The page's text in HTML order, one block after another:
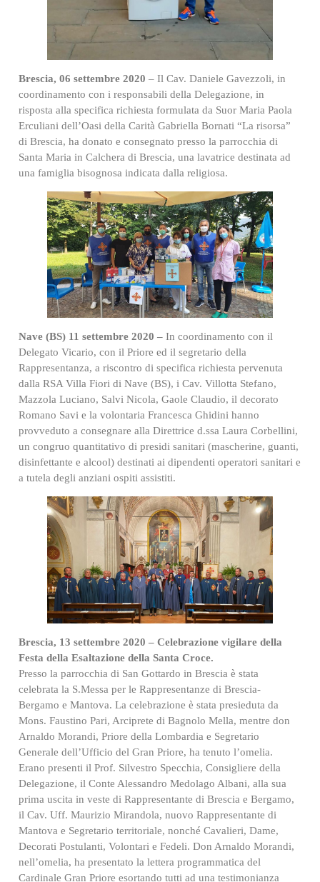
Brescia, 06 settembre 2020 – Il Cav. Daniele Gavezzoli, in
coordinamento con i responsabili della Delegazione, in
risposta alla specifica richiesta formulata da Suor Maria Paola
Erculiani dell’Oasi della Carità Gabriella Bornati “La risorsa”
di Brescia, ha donato e consegnato presso la parrocchia di
Santa Maria in Calchera di Brescia, una lavatrice destinata ad
una famiglia bisognosa indicata dalla religiosa.
Nave (BS) 11 settembre 2020 – In coordinamento con il
Delegato Vicario, con il Priore ed il segretario della
Rappresentanza, a riscontro di specifica richiesta pervenuta
dalla RSA Villa Fiori di Nave (BS), i Cav. Villotta Stefano,
Mazzola Luciano, Salvi Nicola, Gaole Claudio, il decorato
Romano Savi e la volontaria Francesca Ghidini hanno
provveduto a consegnare alla Direttrice d.ssa Laura Corbellini,
un congruo quantitativo di presidi sanitari (mascherine, guanti,
disinfettante e alcool) destinati ai dipendenti operatori sanitari e
a tutela degli anziani ospiti assistiti.
Brescia, 13 settembre 2020 – Celebrazione vigilare della
Festa della Esaltazione della Santa Croce.
Presso la parrocchia di San Gottardo in Brescia è stata
celebrata la S.Messa per le Rappresentanze di Brescia-
Bergamo e Mantova. La celebrazione è stata presieduta da
Mons. Faustino Pari, Arciprete di Bagnolo Mella, mentre don
Arnaldo Morandi, Priore della Lombardia e Segretario
Generale dell’Ufficio del Gran Priore, ha tenuto l’omelia.
Erano presenti il Prof. Silvestro Specchia, Consigliere della
Delegazione, il Conte Alessandro Medolago Albani, alla sua
prima uscita in veste di Rappresentante di Brescia e Bergamo,
il Cav. Uff. Maurizio Mirandola, nuovo Rappresentante di
Mantova e Segretario territoriale, nonché Cavalieri, Dame,
Decorati Postulanti, Volontari e Fedeli. Don Arnaldo Morandi,
nell’omelia, ha presentato la lettera programmatica del
Cardinale Gran Priore esortando tutti ad una testimonianza